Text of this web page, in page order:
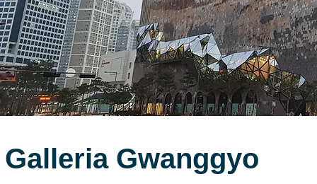
Galleria Gwanggyo